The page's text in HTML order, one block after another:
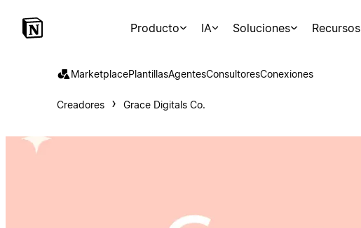
Producto IA Soluciones Recursos
MarketplacePlantillasAgentesConsultoresConexiones
Creadores Grace Digitals Co.